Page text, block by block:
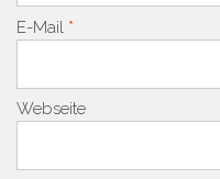
E-Mail *
Webseite